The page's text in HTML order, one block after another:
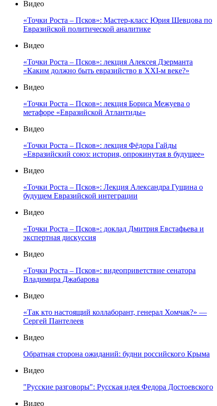
Видео
«Точки Роста – Псков»: Мастер-класс Юрия Шевцова по
Евразийской политической аналитике
Видео
«Точки Роста – Псков»: лекция Алексея Дзерманта
«Каким должно быть евразийство в XXI-м веке?»
Видео
«Точки Роста – Псков»: лекция Бориса Межуева о
метафоре «Евразийской Атлантиды»
Видео
«Точки Роста – Псков»: лекция Фёдора Гайды
«Евразийский союз: история, опрокинутая в будущее»
Видео
«Точки Роста – Псков»: Лекция Александра Гущина о
будущем Евразийской интеграции
Видео
«Точки Роста – Псков»: доклад Дмитрия Евстафьева и
экспертная дискуссия
Видео
«Точки Роста – Псков»: видеоприветствие сенатора
Владимира Джабарова
Видео
«Так кто настоящий коллаборант, генерал Хомчак?» —
Сергей Пантелеев
Видео
Обратная сторона ожиданий: будни российского Крыма
Видео
"Русские разговоры": Русская идея Федора Достоевского
Видео